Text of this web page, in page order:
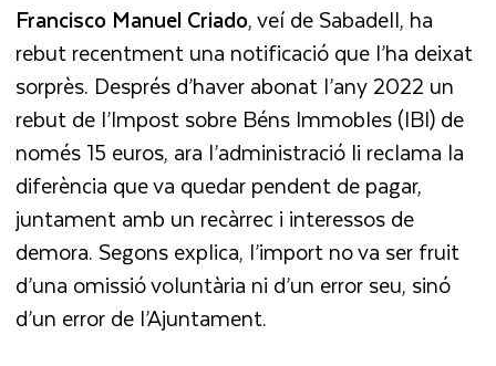
Francisco Manuel Criado, veí de Sabadell, ha
rebut recentment una notificació que l’ha deixat
sorprès. Després d’haver abonat l’any 2022 un
rebut de l’Impost sobre Béns Immobles (IBI) de
només 15 euros, ara l’administració li reclama la
diferència que va quedar pendent de pagar,
juntament amb un recàrrec i interessos de
demora. Segons explica, l’import no va ser fruit
d’una omissió voluntària ni d’un error seu, sinó
d’un error de l’Ajuntament.